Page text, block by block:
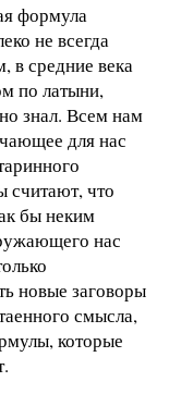
формула
не всегда
в средние века
по латыни,
знал. Всем нам
для нас
считают, что
бы неким
нас
новые заговоры
смысла,
которые